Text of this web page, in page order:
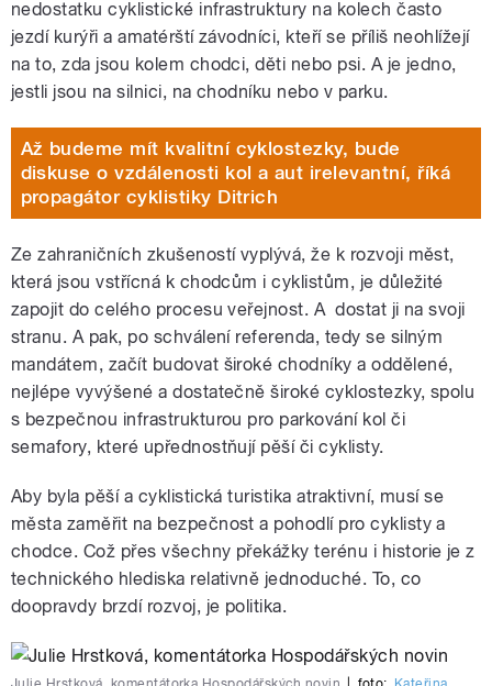
nedostatku cyklistické infrastruktury na kolech často
jezdí kurýři a amatérští závodníci, kteří se příliš neohlížejí
na to, zda jsou kolem chodci, děti nebo psi. A je jedno,
jestli jsou na silnici, na chodníku nebo v parku.
Až budeme mít kvalitní cyklostezky, bude
diskuse o vzdálenosti kol a aut irelevantní, říká
propagátor cyklistiky Ditrich
Ze zahraničních zkušeností vyplývá, že k rozvoji měst,
která jsou vstřícná k chodcům i cyklistům, je důležité
zapojit do celého procesu veřejnost. A dostat ji na svoji
stranu. A pak, po schválení referenda, tedy se silným
mandátem, začít budovat široké chodníky a oddělené,
nejlépe vyvýšené a dostatečně široké cyklostezky, spolu
s bezpečnou infrastrukturou pro parkování kol či
semafory, které upřednostňují pěší či cyklisty.
Aby byla pěší a cyklistická turistika atraktivní, musí se
města zaměřit na bezpečnost a pohodlí pro cyklisty a
chodce. Což přes všechny překážky terénu i historie je z
technického hlediska relativně jednoduché. To, co
doopravdy brzdí rozvoj, je politika.